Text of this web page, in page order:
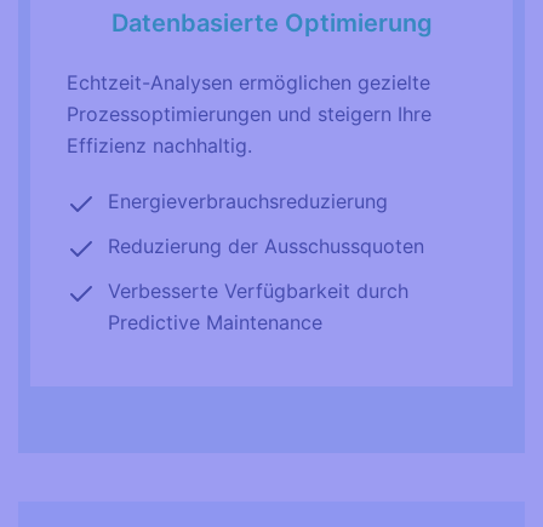
Datenbasierte Optimierung
Echtzeit-Analysen ermöglichen gezielte
Prozessoptimierungen und steigern Ihre
Effizienz nachhaltig.
Energie­verbrauchs­reduzierung
Reduzierung der Ausschussquoten
Verbesserte Verfügbarkeit durch
Predictive Maintenance